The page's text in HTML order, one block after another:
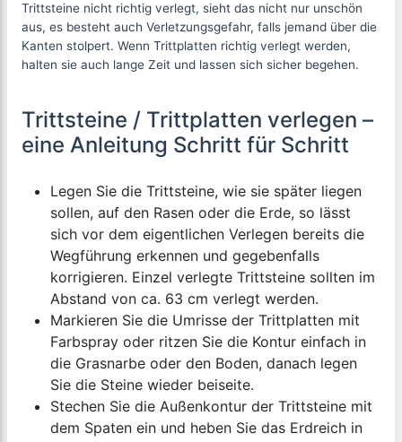
Trittsteine nicht richtig verlegt, sieht das nicht nur unschön
aus, es besteht auch Verletzungsgefahr, falls jemand über die
Kanten stolpert. Wenn Trittplatten richtig verlegt werden,
halten sie auch lange Zeit und lassen sich sicher begehen.
Trittsteine / Trittplatten verlegen –
eine Anleitung Schritt für Schritt
Legen Sie die Trittsteine, wie sie später liegen
sollen, auf den Rasen oder die Erde, so lässt
sich vor dem eigentlichen Verlegen bereits die
Wegführung erkennen und gegebenfalls
korrigieren. Einzel verlegte Trittsteine sollten im
Abstand von ca. 63 cm verlegt werden.
Markieren Sie die Umrisse der Trittplatten mit
Farbspray oder ritzen Sie die Kontur einfach in
die Grasnarbe oder den Boden, danach legen
Sie die Steine wieder beiseite.
Stechen Sie die Außenkontur der Trittsteine mit
dem Spaten ein und heben Sie das Erdreich in